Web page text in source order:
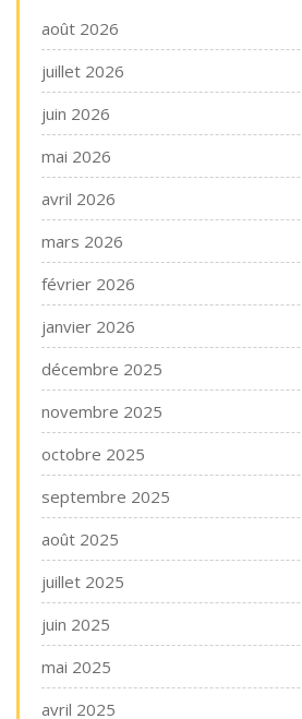
août 2026
juillet 2026
juin 2026
mai 2026
avril 2026
mars 2026
février 2026
janvier 2026
décembre 2025
novembre 2025
octobre 2025
septembre 2025
août 2025
juillet 2025
juin 2025
mai 2025
avril 2025